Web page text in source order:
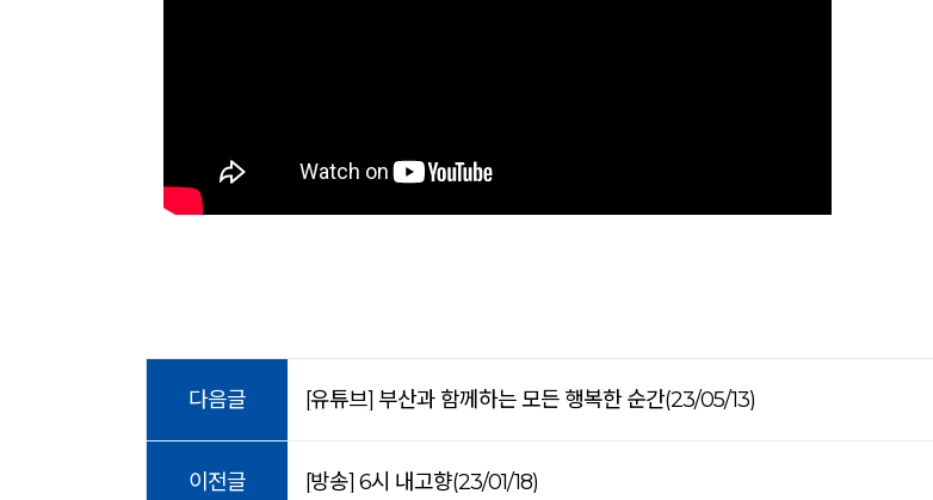
다음글 [유튜브] 부산과 함께하는 모든 행복한 순간(23/05/13)
이전글 [방송] 6시 내고향(23/01/18)